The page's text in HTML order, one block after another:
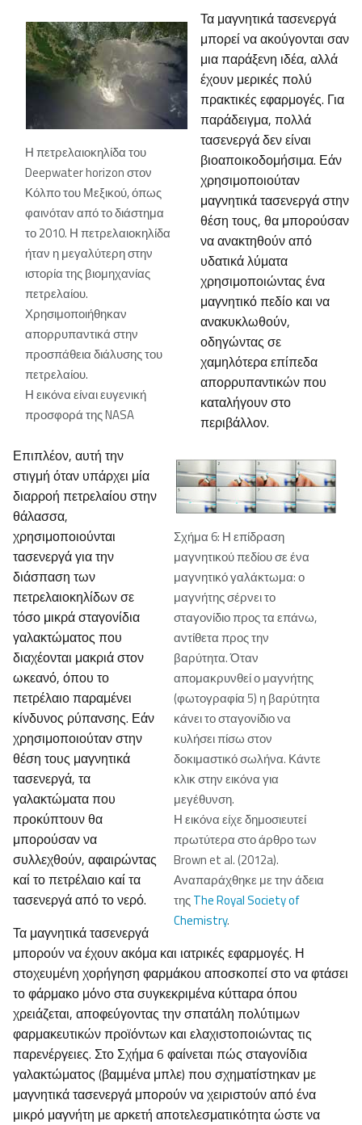
Η πετρελαιοκηλίδα του
Deepwater horizon στον
Κόλπο του Μεξικού, όπως
φαινόταν από το διάστημα
το 2010. Η πετρελαιοκηλίδα
ήταν η μεγαλύτερη στην
ιστορία της βιομηχανίας
πετρελαίου.
Χρησιμοποιήθηκαν
απορρυπαντικά στην
προσπάθεια διάλυσης του
πετρελαίου.
Η εικόνα είναι ευγενική
προσφορά της NASA
Τα μαγνητικά τασενεργά
μπορεί να ακούγονται σαν
μια παράξενη ιδέα, αλλά
έχουν μερικές πολύ
πρακτικές εφαρμογές. Για
παράδειγμα, πολλά
τασενεργά δεν είναι
βιοαποικοδομήσιμα. Εάν
χρησιμοποιούταν
μαγνητικά τασενεργά στην
θέση τους, θα μπορούσαν
να ανακτηθούν από
υδατικά λύματα
χρησιμοποιώντας ένα
μαγνητικό πεδίο και να
ανακυκλωθούν,
οδηγώντας σε
χαμηλότερα επίπεδα
απορρυπαντικών που
καταλήγουν στο
περιβάλλον.
Σχήμα 6: Η επίδραση
μαγνητικού πεδίου σε ένα
μαγνητικό γαλάκτωμα: ο
μαγνήτης σέρνει το
σταγονίδιο προς τα επάνω,
αντίθετα προς την
βαρύτητα. Όταν
απομακρυνθεί ο μαγνήτης
(φωτογραφία 5) η βαρύτητα
κάνει το σταγονίδιο να
κυλήσει πίσω στον
δοκιμαστικό σωλήνα. Κάντε
κλικ στην εικόνα για
μεγέθυνση.
Η εικόνα είχε δημοσιευτεί
πρωτύτερα στο άρθρο των
Brown et al. (2012a).
Αναπαράχθηκε με την άδεια
τηςThe Royal Society of
Chemistry.
Επιπλέον, αυτή την
στιγμή όταν υπάρχει μία
διαρροή πετρελαίου στην
θάλασσα,
χρησιμοποιούνται
τασενεργά για την
διάσπαση των
πετρελαιοκηλίδων σε
τόσο μικρά σταγονίδια
γαλακτώματος που
διαχέονται μακριά στον
ωκεανό, όπου το
πετρέλαιο παραμένει
κίνδυνος ρύπανσης. Εάν
χρησιμοποιούταν στην
θέση τους μαγνητικά
τασενεργά, τα
γαλακτώματα που
προκύπτουν θα
μπορούσαν να
συλλεχθούν, αφαιρώντας
καί το πετρέλαιο καί τα
τασενεργά από το νερό.
Τα μαγνητικά τασενεργά
μπορούν να έχουν ακόμα και ιατρικές εφαρμογές. Η
στοχευμένη χορήγηση φαρμάκου αποσκοπεί στο να φτάσει
το φάρμακο μόνο στα συγκεκριμένα κύτταρα όπου
χρειάζεται, αποφεύγοντας την σπατάλη πολύτιμων
φαρμακευτικών προϊόντων και ελαχιστοποιώντας τις
παρενέργειες. Στο Σχήμα 6 φαίνεται πώς σταγονίδια
γαλακτώματος (βαμμένα μπλε) που σχηματίστηκαν με
μαγνητικά τασενεργά μπορούν να χειριστούν από ένα
μικρό μαγνήτη με αρκετή αποτελεσματικότητα ώστε να